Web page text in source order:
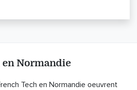
en Normandie
Tech en Normandie oeuvrent